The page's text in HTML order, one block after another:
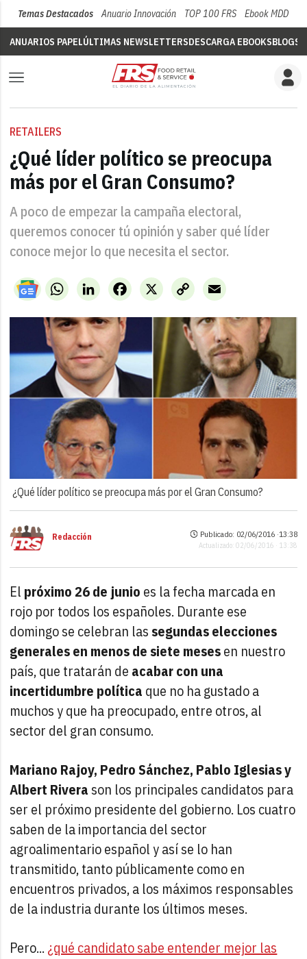
Temas Destacados Anuario Innovación TOP 100 FRS Ebook MDD
ANUARIOS PAPELÚLTIMAS NEWSLETTERSDESCARGA EBOOKSBLOGS
RETAILERS
¿Qué líder político se preocupa
más por el Gran Consumo?
A poco de empezar la campaña electoral,
queremos conocer tú opinión y saber qué líder
conoce mejor lo que necesita el sector.
WhatsAppLinkedIn X
Facebook
Copy
Link
Email
¿Qué líder político se preocupa más por el Gran Consumo?
Redacción Publicado: 02/06/2016 ·13:38
Actualizado: 02/06/2016 · 13:38
El próximo 26 de junio es la fecha marcada en
rojo por todos los españoles. Durante ese
domingo se celebran las segundas elecciones
generales en menos de siete mesesen nuestro
país, que tratarán de acabar con una
incertidumbre política que no ha gustado a
muchos y que ha preocupado, entre otros, al
sector del gran consumo.
Mariano Rajoy, Pedro Sánchez, Pablo Iglesias y
Albert Rivera son los principales candidatos para
ser el próximo presidente del gobierno. Los cuatro
saben de la importancia del sector
agroalimentario español y así se lo han
transmitido, tanto públicamente como en
encuentros privados, a los máximos responsables
de la industria durante los últimos meses.
Pero... ¿qué candidato sabe entender mejor las